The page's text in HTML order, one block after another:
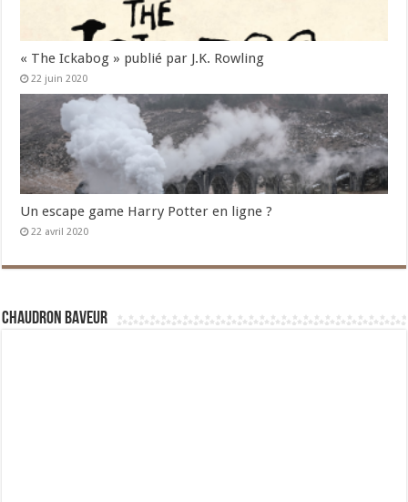
« The Ickabog » publié par J.K. Rowling
22 juin 2020
Un escape game Harry Potter en ligne ?
22 avril 2020
Chaudron Baveur